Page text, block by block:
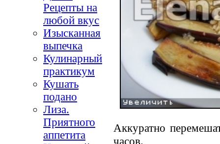
Рецепты на
любой вкус
Изысканная
выпечка
Кулинарный
практикум
Кушать
подано
Лиза.
Приятного
аппетита
Аккуратно
часов.